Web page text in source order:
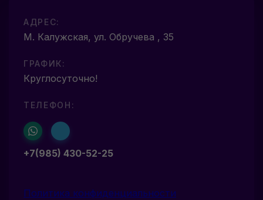
АДРЕС:
М. Калужская, ул. Обручева , 35
ГРАФИК:
Круглосуточно!
ТЕЛЕФОН:
+7(985) 430-52-25
Политика конфиденциальности